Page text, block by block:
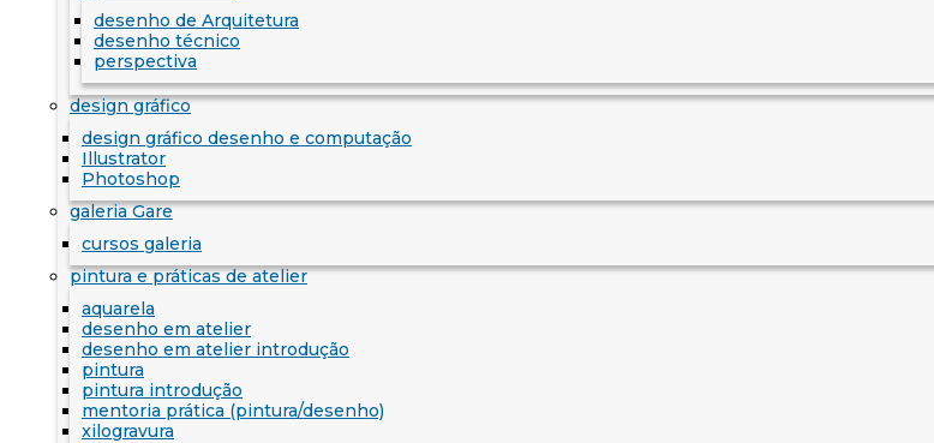
desenho de Arquitetura
desenho técnico
perspectiva
design gráfico
design gráfico desenho e computação
Illustrator
Photoshop
galeria Gare
cursos galeria
pintura e práticas de atelier
aquarela
desenho em atelier
desenho em atelier introdução
pintura
pintura introdução
mentoria prática (pintura/desenho)
xilogravura